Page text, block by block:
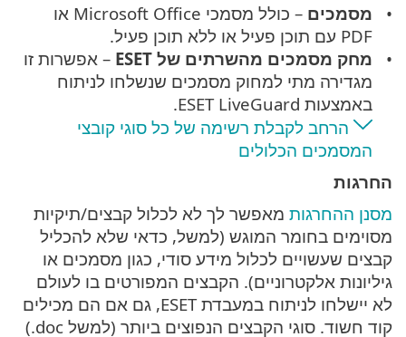
מסמכים
– כולל מסמכי Microsoft Office או
PDF עם תוכן פעיל או ללא תוכן פעיל.
מחק מסמכים מהשרתים של ESET
– אפשרות זו
מגדירה מתי למחוק מסמכים שנשלחו לניתוח
באמצעות ESET LiveGuard.
הרחב לקבלת רשימה של כל סוגי קובצי
המסמכים הכלולים
החרגות
מסנן ההחרגות מאפשר לך לא לכלול קבצים/תיקיות
מסוימים בחומר המוגש (למשל, כדאי שלא להכליל
קבצים שעשויים לכלול מידע סודי, כגון מסמכים או
גיליונות אלקטרוניים). הקבצים המפורטים בו לעולם
לא יישלחו לניתוח במעבדת ESET, גם אם הם מכילים
קוד חשוד. סוגי הקבצים הנפוצים ביותר (למשל ‎.doc)